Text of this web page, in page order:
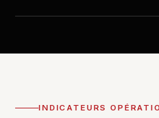
INDICATEURS